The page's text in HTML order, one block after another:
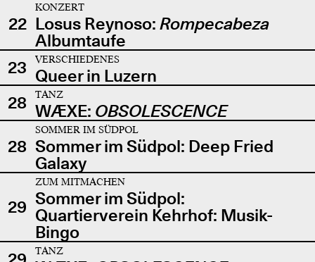
22
KONZERT
Losus Reynoso: Rompecabeza
Albumtaufe
23
VERSCHIEDENES
Queer in Luzern
28
TANZ
WÆXE: OBSOLESCENCE
28
SOMMER IM SÜDPOL
Sommer im Südpol: Deep Fried
Galaxy
29
ZUM MITMACHEN
Sommer im Südpol:
Quartierverein Kehrhof: Musik-
Bingo
TANZ